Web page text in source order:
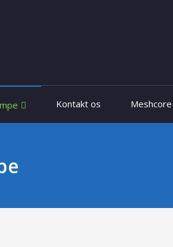
Kontakt os Meshcore